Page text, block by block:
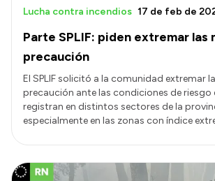
Parte SPLIF: piden extremar las
precaución
Lucha contra incendios 17 de feb de
El SPLIF solicitó a la comunidad extremar
precaución ante las condiciones de riesgo
registran en distintos sectores de la
especialmente en las zonas con índice